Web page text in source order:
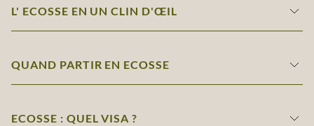
L' ECOSSE EN UN CLIN D'ŒIL
QUAND PARTIR EN ECOSSE
ECOSSE : QUEL VISA ?